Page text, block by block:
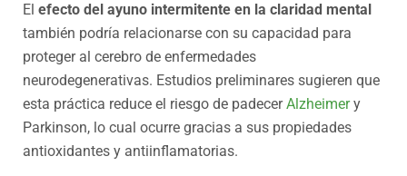
El efecto del ayuno intermitente en la claridad mental
también podría relacionarse con su capacidad para
proteger al cerebro de enfermedades
neurodegenerativas. Estudios preliminares sugieren que
esta práctica reduce el riesgo de padecerAlzheimery
Parkinson, lo cual ocurre gracias a sus propiedades
antioxidantes y antiinflamatorias.